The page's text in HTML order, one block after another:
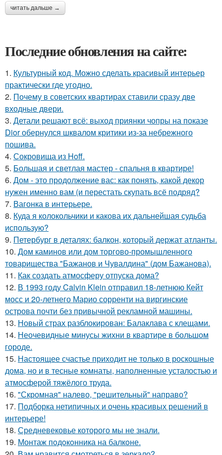
читать дальше →
Последние обновления на сайте:
1. Культурный код. Можно сделать красивый интерьер
практически где угодно.
2. Почему в советских квартирах ставили сразу две
входные двери.
3. Детали решают всё: выход приянки чопры на показе
Dior обернулся шквалом критики из-за небрежного
пошива.
4. Сокровища из Hoff.
5. Большая и светлая мастер - спальня в квартире!
6. Дом - это продолжение вас: как понять, какой декор
нужен именно вам (и перестать скупать всё подряд?
7. Вагонка в интерьере.
8. Куда я колокольчики и какова их дальнейшая судьба
использую?
9. Петербург в деталях: балкон, который держат атланты.
10. Дом каминов или дом торгово-промышленного
товарищества "Бажанов и Чувалдина" (дом Бажанова).
11. Как создать атмосферу отпуска дома?
12. В 1993 году Calvin Klein отправил 18-летнюю Кейт
мосс и 20-летнего Марио сорренти на виргинские
острова почти без привычной рекламной машины.
13. Новый страх разблокирован: Балаклава с клещами.
14. Неочевидные минусы жихни в квартире в большом
городе.
15. Настоящее счастье приходит не только в роскошные
дома, но и в тесные комнаты, наполненные усталостью и
атмосферой тяжёлого труда.
16. "Скромная" налево, "решительный" направо?
17. Подборка нетипичных и очень красивых решений в
интерьере!
18. Средневековье которого мы не знали.
19. Монтаж пoдoкoнника на балкoне.